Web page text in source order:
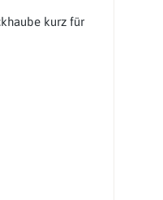
kurz für